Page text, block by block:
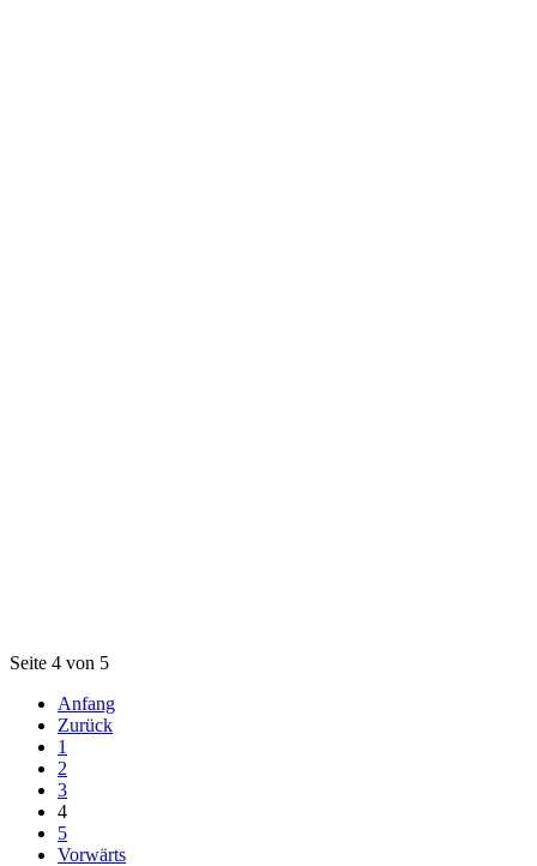
Seite 4 von 5
Anfang
Zurück
1
2
3
4
5
Vorwärts